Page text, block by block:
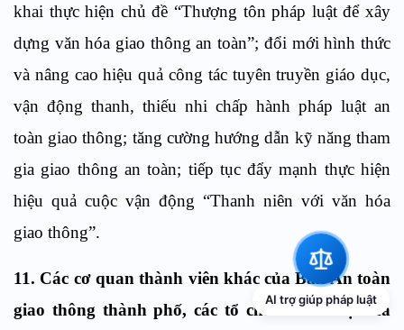
khai thực hiện chủ đề “Thượng tôn pháp luật để xây
dựng văn hóa giao thông an toàn”; đổi mới hình thức
và nâng cao hiệu quả công tác tuyên truyền giáo dục,
vận động thanh, thiếu nhi chấp hành pháp luật an
toàn giao thông; tăng cường hướng dẫn kỹ năng tham
gia giao thông an toàn; tiếp tục đẩy mạnh thực hiện
hiệu quả cuộc vận động “Thanh niên với văn hóa
giao thông”.
11. Các cơ quan thành viên khác của Ban An toàn
giao thông thành phố, các tổ chức chính trị - xã
AI trợ giúp pháp luật